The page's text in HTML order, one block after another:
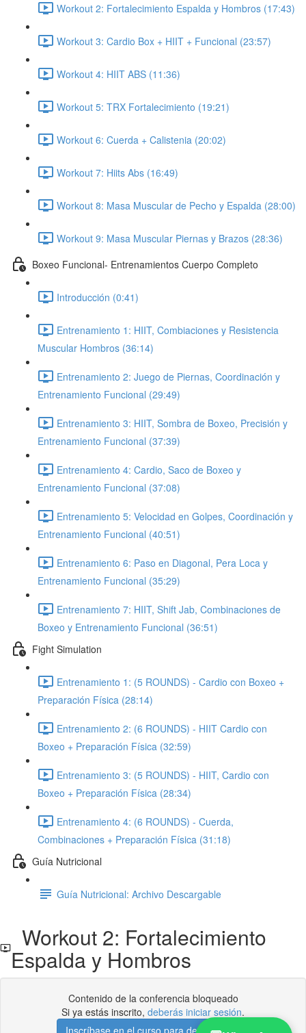
Workout 2: Fortalecimiento Espalda y Hombros (17:43)
Workout 3: Cardio Box + HIIT + Funcional (23:57)
Workout 4: HIIT ABS (11:36)
Workout 5: TRX Fortalecimiento (19:21)
Workout 6: Cuerda + Calistenia (20:02)
Workout 7: Hiits Abs (16:49)
Workout 8: Masa Muscular de Pecho y Espalda (28:00)
Workout 9: Masa Muscular Piernas y Brazos (28:36)
Boxeo Funcional- Entrenamientos Cuerpo Completo
Introducción (0:41)
Entrenamiento 1: HIIT, Combiaciones y Resistencia
Muscular Hombros (36:14)
Entrenamiento 2: Juego de Piernas, Coordinación y
Entrenamiento Funcional (29:49)
Entrenamiento 3: HIIT, Sombra de Boxeo, Precisión y
Entrenamiento Funcional (37:39)
Entrenamiento 4: Cardio, Saco de Boxeo y
Entrenamiento Funcional (37:08)
Entrenamiento 5: Velocidad en Golpes, Coordinación y
Entrenamiento Funcional (40:51)
Entrenamiento 6: Paso en Diagonal, Pera Loca y
Entrenamiento Funcional (35:29)
Entrenamiento 7: HIIT, Shift Jab, Combinaciones de
Boxeo y Entrenamiento Funcional (36:51)
Fight Simulation
Entrenamiento 1: (5 ROUNDS) - Cardio con Boxeo +
Preparación Física (28:14)
Entrenamiento 2: (6 ROUNDS) - HIIT Cardio con
Boxeo + Preparación Física (32:59)
Entrenamiento 3: (5 ROUNDS) - HIIT, Cardio con
Boxeo + Preparación Física (28:34)
Entrenamiento 4: (6 ROUNDS) - Cuerda,
Combinaciones + Preparación Física (31:18)
Guía Nutricional
Guía Nutricional: Archivo Descargable
Workout 2: Fortalecimiento
Espalda y Hombros
Contenido de la conferencia bloqueado
Si ya estás inscrito, deberás iniciar sesión.
Inscríbase en el curso para desbloquear